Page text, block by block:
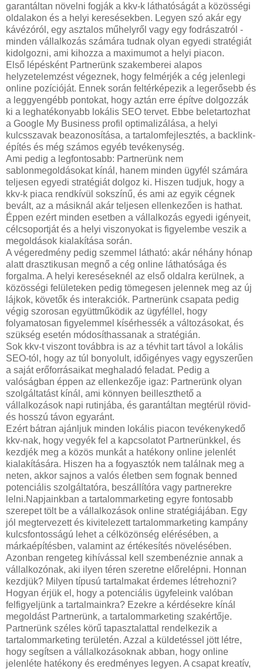
garantáltan növelni fogják a kkv-k láthatóságát a közösségi
oldalakon és a helyi keresésekben. Legyen szó akár egy
kávézóról, egy asztalos műhelyről vagy egy fodrászatról -
minden vállalkozás számára tudnak olyan egyedi stratégiát
kidolgozni, ami kihozza a maximumot a helyi piacon.
Első lépésként Partnerünk szakemberei alapos
helyzetelemzést végeznek, hogy felmérjék a cég jelenlegi
online pozícióját. Ennek során feltérképezik a legerősebb és
a leggyengébb pontokat, hogy aztán erre építve dolgozzák
ki a leghatékonyabb lokális SEO tervet. Ebbe beletartozhat
a Google My Business profil optimalizálása, a helyi
kulcsszavak beazonosítása, a tartalomfejlesztés, a backlink-
építés és még számos egyéb tevékenység.
Ami pedig a legfontosabb: Partnerünk nem
sablonmegoldásokat kínál, hanem minden ügyfél számára
teljesen egyedi stratégiát dolgoz ki. Hiszen tudjuk, hogy a
kkv-k piaca rendkívül sokszínű, és ami az egyik cégnek
bevált, az a másiknál akár teljesen ellenkezően is hathat.
Éppen ezért minden esetben a vállalkozás egyedi igényeit,
célcsoportját és a helyi viszonyokat is figyelembe veszik a
megoldások kialakítása során.
A végeredmény pedig szemmel látható: akár néhány hónap
alatt drasztikusan megnő a cég online láthatósága és
forgalma. A helyi kereséseknél az első oldalra kerülnek, a
közösségi felületeken pedig tömegesen jelennek meg az új
lájkok, követők és interakciók. Partnerünk csapata pedig
végig szorosan együttműködik az ügyféllel, hogy
folyamatosan figyelemmel kísérhessék a változásokat, és
szükség esetén módosíthassanak a stratégián.
Sok kkv-t viszont továbbra is az a tévhit tart távol a lokális
SEO-tól, hogy az túl bonyolult, időigényes vagy egyszerűen
a saját erőforrásaikat meghaladó feladat. Pedig a
valóságban éppen az ellenkezője igaz: Partnerünk olyan
szolgáltatást kínál, ami könnyen beilleszthető a
vállalkozások napi rutinjába, és garantáltan megtérül rövid-
és hosszú távon egyaránt.
Ezért bátran ajánljuk minden lokális piacon tevékenykedő
kkv-nak, hogy vegyék fel a kapcsolatot Partnerünkkel, és
kezdjék meg a közös munkát a hatékony online jelenlét
kialakítására. Hiszen ha a fogyasztók nem találnak meg a
neten, akkor sajnos a valós életben sem fognak benned
potenciális szolgáltatóra, beszállítóra vagy partnerekre
lelni.Napjainkban a tartalommarketing egyre fontosabb
szerepet tölt be a vállalkozások online stratégiájában. Egy
jól megtervezett és kivitelezett tartalommarketing kampány
kulcsfontosságú lehet a célközönség elérésében, a
márkaépítésben, valamint az értékesítés növelésében.
Azonban rengeteg kihívással kell szembenéznie annak a
vállalkozónak, aki ilyen téren szeretne előrelépni. Honnan
kezdjük? Milyen típusú tartalmakat érdemes létrehozni?
Hogyan érjük el, hogy a potenciális ügyfeleink valóban
felfigyeljünk a tartalmainkra? Ezekre a kérdésekre kínál
megoldást Partnerünk, a tartalommarketing szakértője.
Partnerünk széles körű tapasztalattal rendelkezik a
tartalommarketing területén. Azzal a küldetéssel jött létre,
hogy segítsen a vállalkozásoknak abban, hogy online
jelenléte hatékony és eredményes legyen. A csapat kreatív,